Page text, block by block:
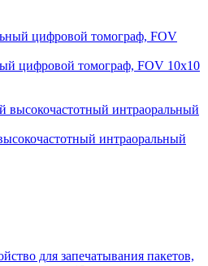
цифровой томограф, FOV 10x10
интраоральный